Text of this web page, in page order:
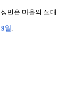
민은 마을의 절대
일